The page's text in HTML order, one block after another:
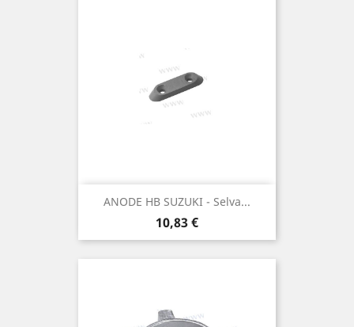
ANODE HB SUZUKI - Selva...
Prix
10,83 €